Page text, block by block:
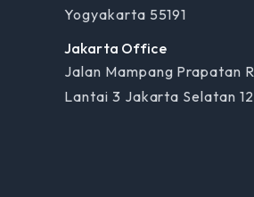
Yogyakarta 55191
Jakarta Office
Jalan Mampang Prapatan
Lantai 3 Jakarta Selatan